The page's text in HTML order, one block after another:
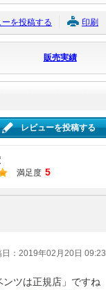
ーを投稿する 印刷
販売実績
レビューを投稿する
満足度 5
日：2019年02月20日 09:23
ツは正規店」ですね